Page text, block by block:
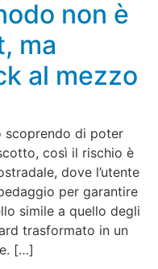
non è
ma
al mezzo
scoprendo di poter
così il rischio è
dove l’utente
per garantire
simile a quello degli
trasformato in un
[…]